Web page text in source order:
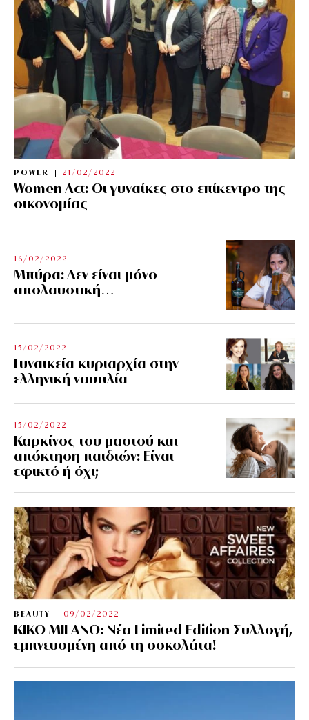
POWER 21/02/2022
Women Act: Οι γυναίκες στο επίκεντρο της
οικονομίας
16/02/2022
Μπύρα: Δεν είναι μόνο
απολαυστική…
15/02/2022
Γυναικεία κυριαρχία στην
ελληνική ναυτιλία
15/02/2022
Καρκίνος του μαστού και
απόκτηση παιδιών: Είναι
εφικτό ή όχι;
BEAUTY 09/02/2022
KIKO MILANO: Νέα Limited Edition Συλλογή,
εμπνευσμένη από τη σοκολάτα!